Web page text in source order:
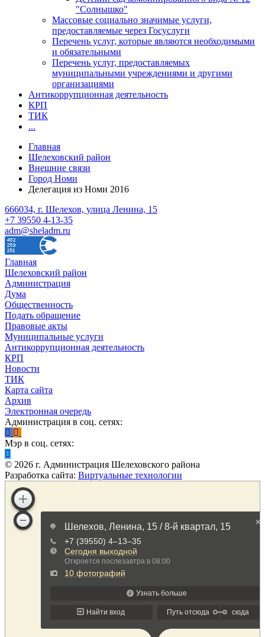
"Солнышко"
Массовые социально значимые услуги,
предоставляемые через Госуслуги
Перечень услуг, которые являются необходимыми
и обязательными
Перечень услуг, предоставляемых
муниципальными учреждениями и другими
организациями
Антикоррупционная деятельность
КРП
ТИК
...
Главная
Шелеховский район
Внешние связи
Город Номи
Делегация из Номи 2016
666034, г. Шелехов, улица Ленина, 15
+7 39550 4-13-35
adm@sheladm.ru
Главная
Шелеховский район
Администрация
Дума
Общественность
Подать обращение
Правовые акты
Муниципальные услуги
Антикоррупционная деятельность
КРП
Новости
ТИК
Карта сайта
Архив
Электронная очередь
Администрация в соц. сетях:
Мэр в соц. сетях:
© 2026 г. Администрация Шелеховского района
Разработка сайта: Виртуальные технологии